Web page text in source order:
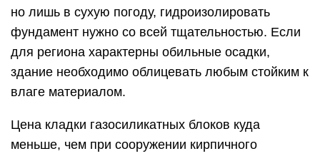
но лишь в сухую погоду, гидроизолировать
фундамент нужно со всей тщательностью. Если
для региона характерны обильные осадки,
здание необходимо облицевать любым стойким к
влаге материалом.
Цена кладки газосиликатных блоков куда
меньше, чем при сооружении кирпичного